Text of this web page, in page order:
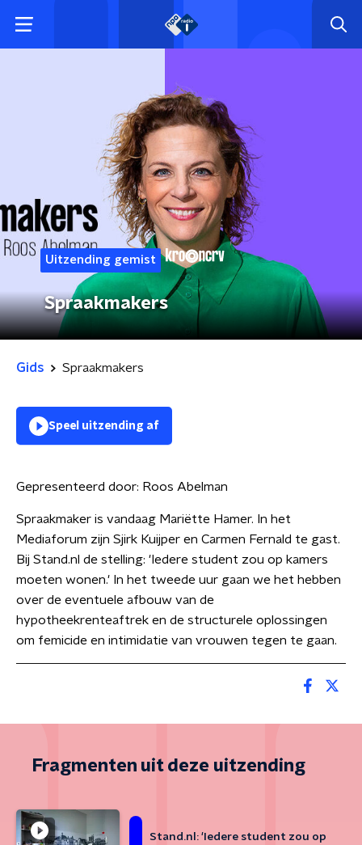
Uitzending gemist
Spraakmakers
Gids Spraakmakers
Speel uitzending af
Gepresenteerd door: Roos Abelman
Spraakmaker is vandaag Mariëtte Hamer. In het
Mediaforum zijn Sjirk Kuijper en Carmen Fernald te gast.
Bij Stand.nl de stelling: 'Iedere student zou op kamers
moeten wonen.' In het tweede uur gaan we het hebben
over de eventuele afbouw van de
hypotheekrenteaftrek en de structurele oplossingen
om femicide en intimidatie van vrouwen tegen te gaan.
Fragmenten uit deze uitzending
Stand.nl: 'Iedere student zou op